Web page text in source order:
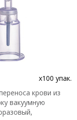
x100 упак.
крови из
вакуумную